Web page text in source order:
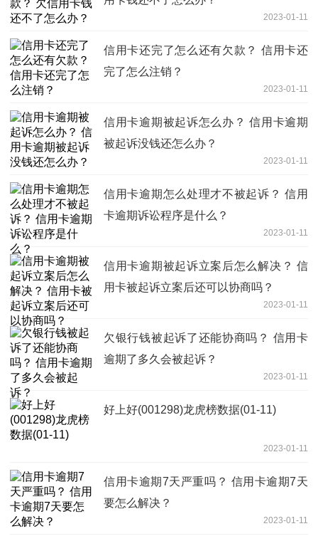
2023-01-11
信用卡还完了怎么还有欠款？ 信用卡还
完了怎么注销？
2023-01-11
信用卡逾期被起诉怎么办？ 信用卡逾期
被起诉没钱还怎么办？
2023-01-11
信用卡逾期怎么处理才不被起诉？ 信用
卡逾期诉讼程序是什么？
2023-01-11
信用卡逾期被起诉立案后怎么解决？ 信
用卡被起诉立案后还可以协商吗？
2023-01-11
欠银行钱被起诉了还能协商吗？ 信用卡
逾期了多久会被起诉？
2023-01-11
好上好(001298)龙虎榜数据(01-11)
2023-01-11
信用卡逾期7天严重吗？ 信用卡逾期7天
要怎么解决？
2023-01-11